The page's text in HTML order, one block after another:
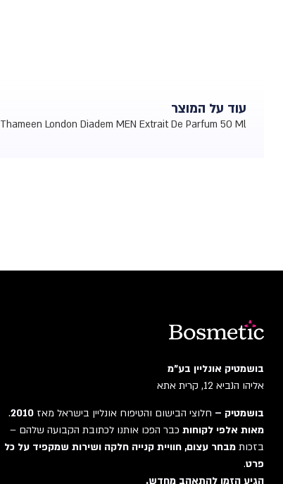
עוד על המוצר
Thameen London Diadem MEN Extrait De Parfum 50 Ml
בושמטיק אונליין בע"מ
אליהו הנביא 12, קרית אתא
בושמטיק – חלוצי הבישום והטיפוח אונליין בישראל מאז 2010
.
מאות אלפי לקוחות כבר הפכו אותנו לכתובת הקבועה שלהם –
בזכות מבחר עצום, חוויית קנייה חלקה ושירות שמקפיד על כל
פרט.
הגיע הזמן להתאהב מחדש.